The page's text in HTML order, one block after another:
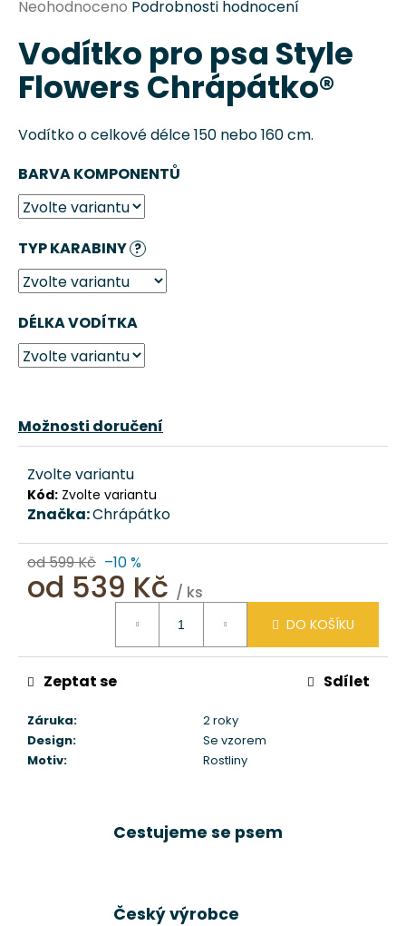
Průměrné
produktu
je
0,0
5
hvězdiček.
Neohodnoceno Podrobnosti hodnocení
Vodítko pro psa Style
Flowers Chrápátko®
Vodítko o celkové délce 150 nebo 160 cm.
BARVA KOMPONENTŮ
TYP KARABINY ?
DÉLKA VODÍTKA
Možnosti doručení
Zvolte variantu
Kód: Zvolte variantu
Značka:Chrápátko
od 599 Kč –10 %
od 539 Kč / ks
DO KOŠÍKU
Záruka:
2 roky
Design:
Se vzorem
Motiv: Rostliny
Zeptat se Sdílet
Cestujeme se psem
Český výrobce
D
o
p
o
r
u
j
e
m
e
DOMEČEK
PRO
PSA
CHRÁPÁTKO®
611
Kč